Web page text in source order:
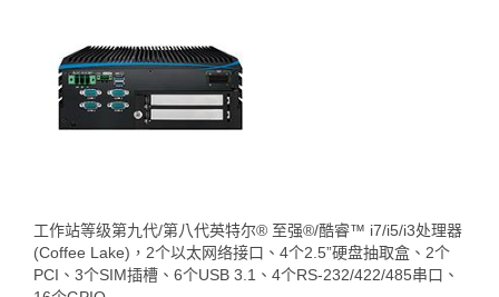
工作站等级第九代/第八代英特尔® 至强®/酷睿™ i7/i5/i3处理器
(Coffee Lake)，2个以太网络接口、4个2.5”硬盘抽取盒、2个
PCI、3个SIM插槽、6个USB 3.1、4个RS-232/422/485串口、